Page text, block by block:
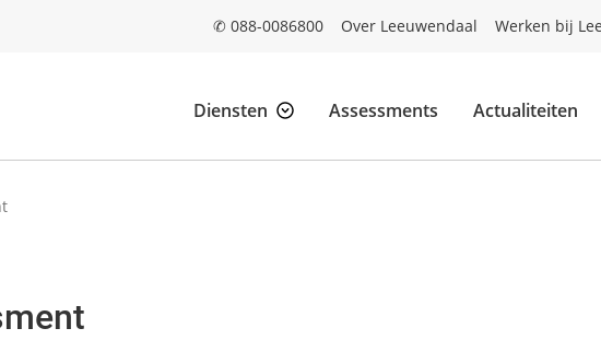
✆ 088-0086800 Over Leeuwendaal Werken bij
Diensten Assessments Actualiteiten